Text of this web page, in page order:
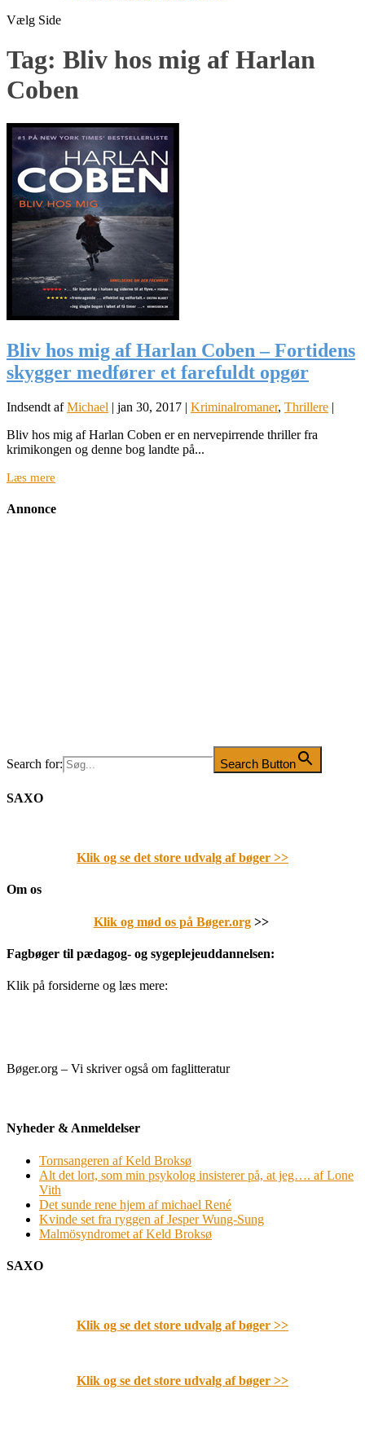
Vælg Side
Tag: Bliv hos mig af Harlan
Coben
Bliv hos mig af Harlan Coben – Fortidens
skygger medfører et farefuldt opgør
Indsendt afMichael | jan 30, 2017 | Kriminalromaner, Thrillere |
Bliv hos mig af Harlan Coben er en nervepirrende thriller fra
krimikongen og denne bog landte på...
Læs mere
Annonce
Search for: Search Button
SAXO
Klik og se det store udvalg af bøger >>
Om os
Klik og mød os på Bøger.org>>
Fagbøger til pædagog- og sygeplejeuddannelsen:
Klik på forsiderne og læs mere:
Bøger.org – Vi skriver også om faglitteratur
Nyheder & Anmeldelser
Tornsangeren af Keld Broksø
Alt det lort, som min psykolog insisterer på, at jeg…. af Lone
Vith
Det sunde rene hjem af michael René
Kvinde set fra ryggen af Jesper Wung-Sung
Malmösyndromet af Keld Broksø
SAXO
Klik og se det store udvalg af bøger >>
Klik og se det store udvalg af bøger >>